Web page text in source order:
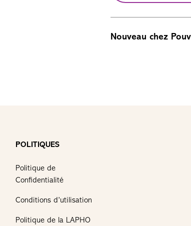
Nouveau chez
POLITIQUES
Politique de
Confidentialité
Conditions d’utilisation
Politique de la LAPHO